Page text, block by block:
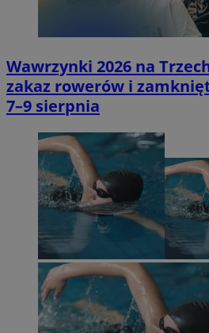
Wawrzynki 2026 na
zakaz rowerów i
7–9 sierpnia